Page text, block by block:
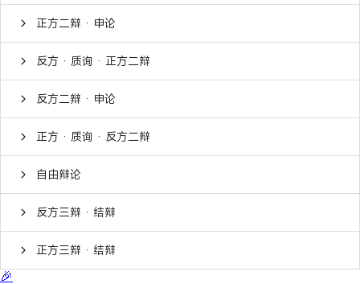
正方二辩 · 申论
反方 · 质询 · 正方二辩
反方二辩 · 申论
正方 · 质询 · 反方二辩
自由辩论
反方三辩 · 结辩
正方三辩 · 结辩
🎉